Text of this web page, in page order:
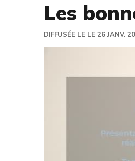
Les
DIFFUSÉE LE LE 26 JANV.